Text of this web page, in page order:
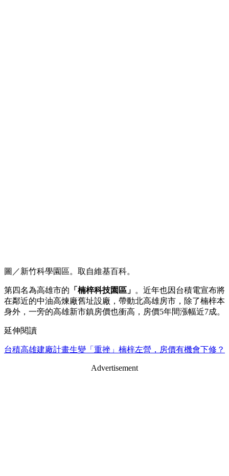
圖／新竹科學園區。取自維基百科。
第四名為高雄市的 「楠梓科技園區」 。近年也因台積電宣布將
在鄰近的中油高煉廠舊址設廠，帶動北高雄房市，除了楠梓本
身外，一旁的高雄新市鎮房價也衝高，房價5年間漲幅近7成。
延伸閱讀
台積高雄建廠計畫生變「重挫」楠梓左營，房價有機會下修？
Advertisement